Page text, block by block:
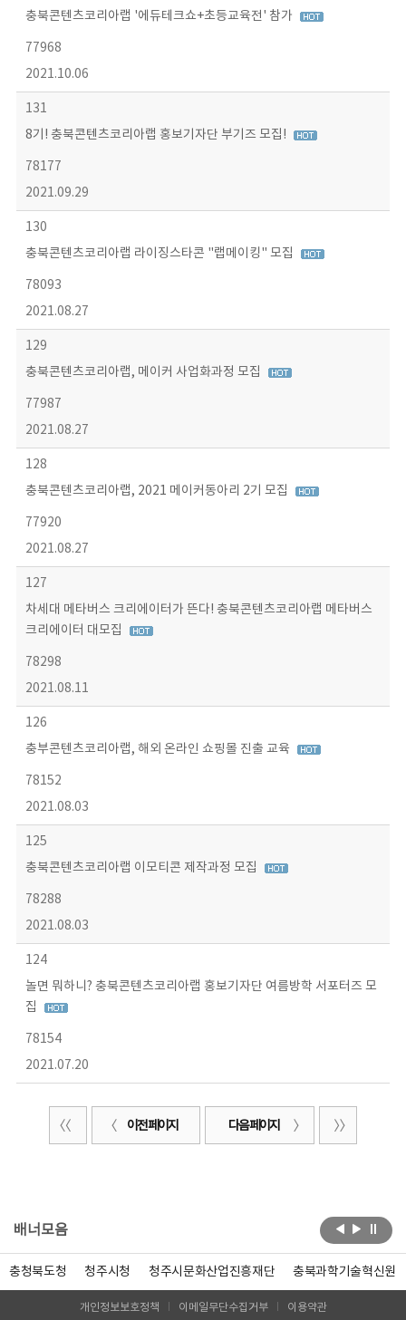
충북콘텐츠코리아랩 '에듀테크쇼+초등교육전' 참가
77968
2021.10.06
131
8기! 충북콘텐츠코리아랩 홍보기자단 부기즈 모집!
78177
2021.09.29
130
충북콘텐츠코리아랩 라이징스타콘 "랩메이킹" 모집
78093
2021.08.27
129
충북콘텐츠코리아랩, 메이커 사업화과정 모집
77987
2021.08.27
128
충북콘텐츠코리아랩, 2021 메이커동아리 2기 모집
77920
2021.08.27
127
차세대 메타버스 크리에이터가 뜬다! 충북콘텐츠코리아랩 메타버스
크리에이터 대모집
78298
2021.08.11
126
충부콘텐츠코리아랩, 해외 온라인 쇼핑몰 진출 교육
78152
2021.08.03
125
충북콘텐츠코리아랩 이모티콘 제작과정 모집
78288
2021.08.03
124
놀면 뭐하니? 충북콘텐츠코리아랩 홍보기자단 여름방학 서포터즈 모
집
78154
2021.07.20
이전 페이지 다음 페이지
배너모음
충청북도청 청주시청 청주시문화산업진흥재단 충북과학기술혁신원
개인정보보호정책 이메일무단수집거부 이용약관